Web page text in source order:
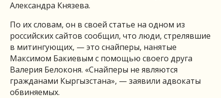
Александра Князева.
По их словам, он в своей статье на одном из
российских сайтов сообщил, что люди, стрелявшие
в митингующих, — это снайперы, нанятые
Максимом Бакиевым с помощью своего друга
Валерия Белоконя. «Снайперы не являются
гражданами Кыргызстана», — заявили адвокаты
обвиняемых.